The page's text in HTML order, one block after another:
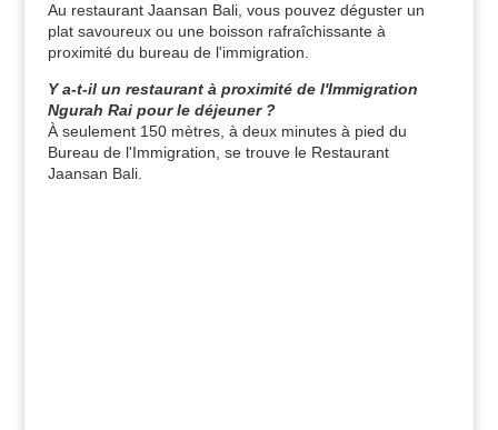
Au restaurant Jaansan Bali, vous pouvez déguster un
plat savoureux ou une boisson rafraîchissante à
proximité du bureau de l'immigration.
Y a-t-il un restaurant à proximité de l'Immigration
Ngurah Rai pour le déjeuner ?
À seulement 150 mètres, à deux minutes à pied du
Bureau de l'Immigration, se trouve le Restaurant
Jaansan Bali.